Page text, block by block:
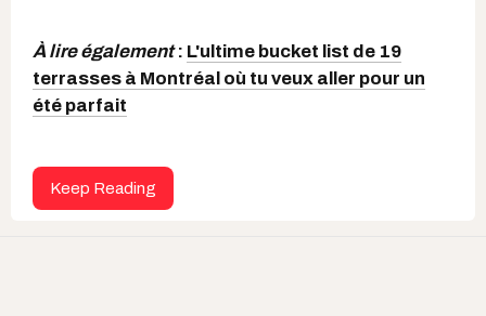
À lire également: L'ultime bucket list de 19
terrasses à Montréal où tu veux aller pour un
été parfait
Keep Reading